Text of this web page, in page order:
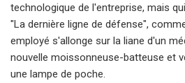
technologique de l'entreprise, mais
"La dernière ligne de défense",
employé s'allonge sur la liane d'un
nouvelle moissonneuse-batteuse et
une lampe de poche.